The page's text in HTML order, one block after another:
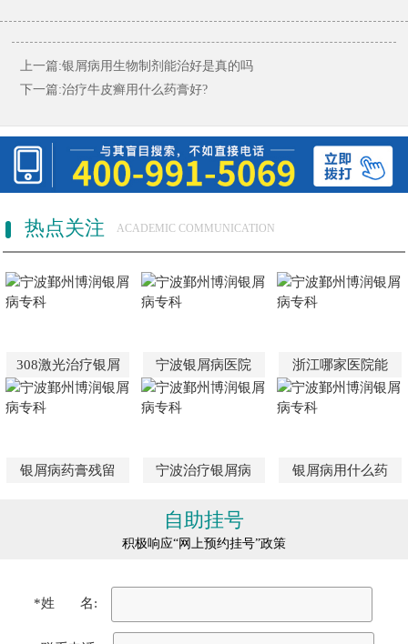
上一篇:银屑病用生物制剂能治好是真的吗
下一篇:治疗牛皮癣用什么药膏好?
热点关注 ACADEMIC COMMUNICATION
308激光治疗银屑 宁波银屑病医院 浙江哪家医院能
银屑病药膏残留 宁波治疗银屑病 银屑病用什么药
自助挂号
积极响应“网上预约挂号”政策
*姓 名: